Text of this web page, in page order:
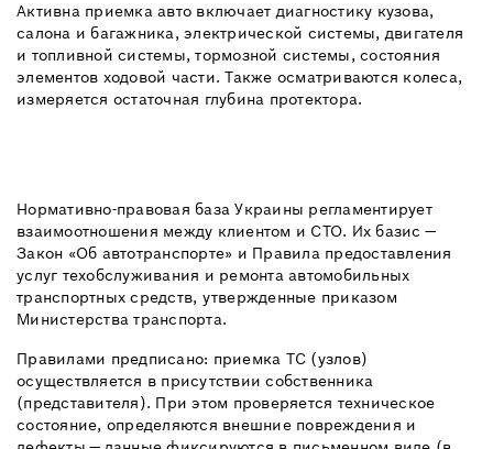
Активна приемка авто включает диагностику кузова,
салона и багажника, электрической системы, двигателя
и топливной системы, тормозной системы, состояния
элементов ходовой части. Также осматриваются колеса,
измеряется остаточная глубина протектора.
Нормативно-правовая база Украины регламентирует
взаимоотношения между клиентом и СТО. Их базис —
Закон «Об автотранспорте» и Правила предоставления
услуг техобслуживания и ремонта автомобильных
транспортных средств, утвержденные приказом
Министерства транспорта.
Правилами предписано: приемка ТС (узлов)
осуществляется в присутствии собственника
(представителя). При этом проверяется техническое
состояние, определяются внешние повреждения и